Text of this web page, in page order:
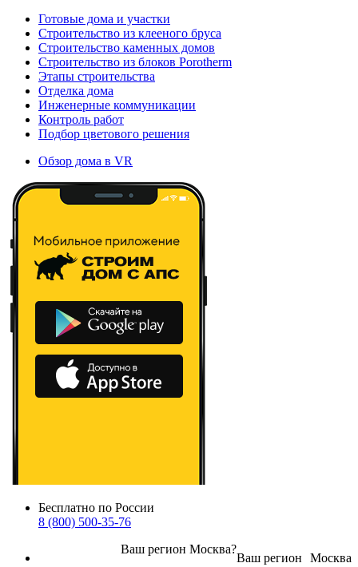
Готовые дома и участки
Строительство из клееного бруса
Строительство каменных домов
Строительство из блоков Porotherm
Этапы строительства
Отделка дома
Инженерные коммуникации
Контроль работ
Подбор цветового решения
Обзор дома в VR
Бесплатно по России
8 (800) 500-35-76
Москва
Ваш регион
Ваш регион Москва?